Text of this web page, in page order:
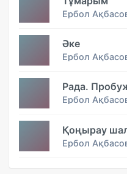
Ербол
Әке
Ербол
Рада.
Ербол
Қоңырау
Ербол